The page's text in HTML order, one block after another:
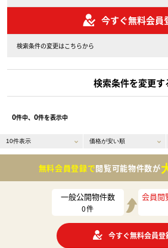
今すぐ無料会員
検索条件の変更はこちらから
検索条件を変更す
0件中、 0件を表示中
無料会員登録で閲覧可能物件数が
一般公開物件数
0件
会員閲
今すぐ無料会員登